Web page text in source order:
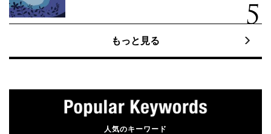
もっと見る
人気のキーワード